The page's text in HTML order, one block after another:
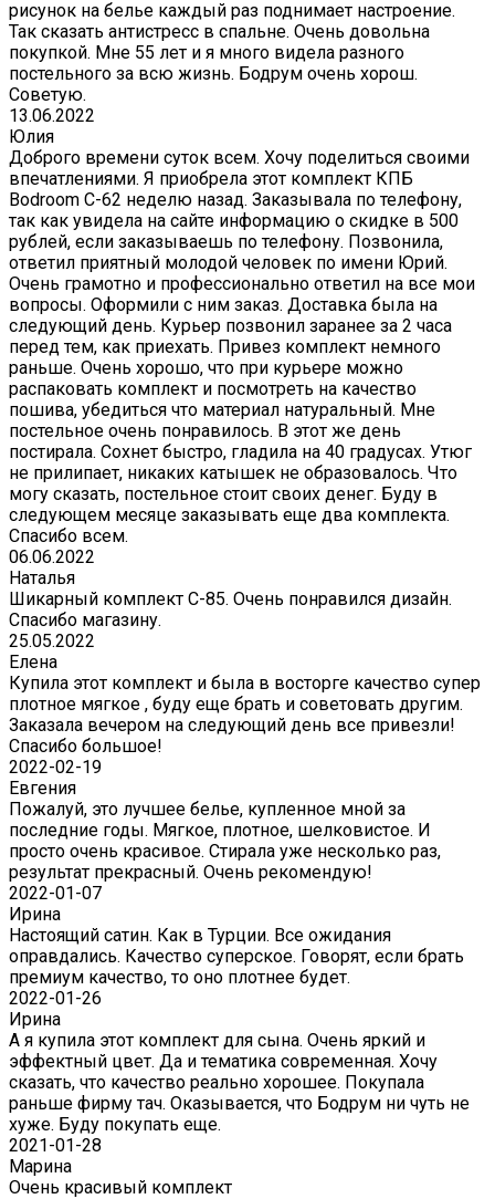
рисунок на белье каждый раз поднимает настроение.
Так сказать антистресс в спальне. Очень довольна
покупкой. Мне 55 лет и я много видела разного
постельного за всю жизнь. Бодрум очень хорош.
Советую.
13.06.2022
Юлия
Доброго времени суток всем. Хочу поделиться своими
впечатлениями. Я приобрела этот комплект КПБ
Bodroom C-62 неделю назад. Заказывала по телефону,
так как увидела на сайте информацию о скидке в 500
рублей, если заказываешь по телефону. Позвонила,
ответил приятный молодой человек по имени Юрий.
Очень грамотно и профессионально ответил на все мои
вопросы. Оформили с ним заказ. Доставка была на
следующий день. Курьер позвонил заранее за 2 часа
перед тем, как приехать. Привез комплект немного
раньше. Очень хорошо, что при курьере можно
распаковать комплект и посмотреть на качество
пошива, убедиться что материал натуральный. Мне
постельное очень понравилось. В этот же день
постирала. Сохнет быстро, гладила на 40 градусах. Утюг
не прилипает, никаких катышек не образовалось. Что
могу сказать, постельное стоит своих денег. Буду в
следующем месяце заказывать еще два комплекта.
Спасибо всем.
06.06.2022
Наталья
Шикарный комплект C-85. Очень понравился дизайн.
Спасибо магазину.
25.05.2022
Елена
Купила этот комплект и была в восторге качество супер
плотное мягкое , буду еще брать и советовать другим.
Заказала вечером на следующий день все привезли!
Спасибо большое!
2022-02-19
Евгения
Пожалуй, это лучшее белье, купленное мной за
последние годы. Мягкое, плотное, шелковистое. И
просто очень красивое. Стирала уже несколько раз,
результат прекрасный. Очень рекомендую!
2022-01-07
Ирина
Настоящий сатин. Как в Турции. Все ожидания
оправдались. Качество суперское. Говорят, если брать
премиум качество, то оно плотнее будет.
2022-01-26
Ирина
А я купила этот комплект для сына. Очень яркий и
эффектный цвет. Да и тематика современная. Хочу
сказать, что качество реально хорошее. Покупала
раньше фирму тач. Оказывается, что Бодрум ни чуть не
хуже. Буду покупать еще.
2021-01-28
Марина
Очень красивый комплект